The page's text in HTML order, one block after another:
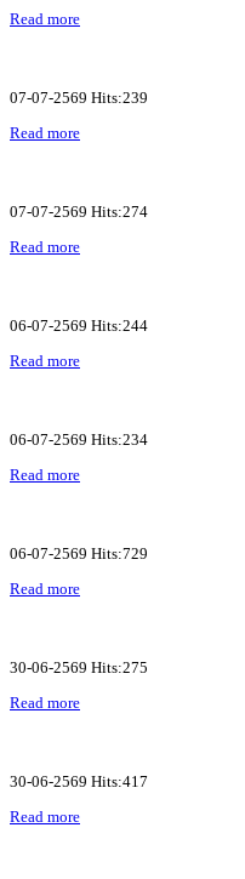
Read more
07-07-2569 Hits:239
Read more
07-07-2569 Hits:274
Read more
06-07-2569 Hits:244
Read more
06-07-2569 Hits:234
Read more
06-07-2569 Hits:729
Read more
30-06-2569 Hits:275
Read more
30-06-2569 Hits:417
Read more